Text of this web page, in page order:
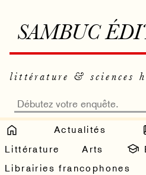
SAMBUC
littérature & sciences
Actualités
Littérature
Arts
Librairies francophones